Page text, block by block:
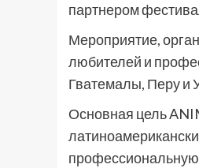
партнером
Мероприятие,
любителей и
Гватемалы, Перу и
Основная цель